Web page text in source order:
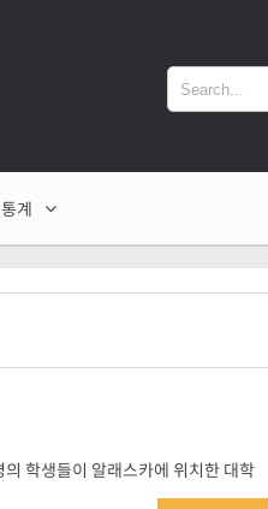
계
학생들이 알래스카에 위치한 대학